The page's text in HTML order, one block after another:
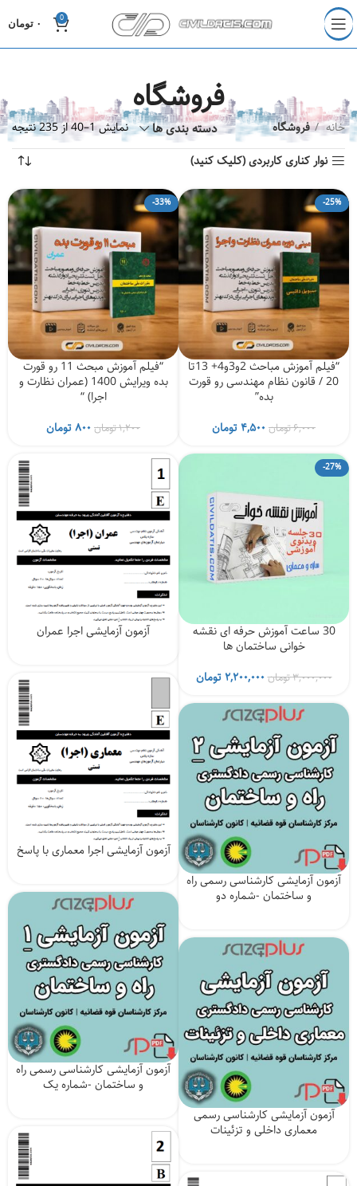
0 ۰ تومان
فروشگاه
دسته بندی ها خانه فروشگاه
نمایش 1–40 از 235 نتیجه
نوار کناری کاربردی (کلیک کنید)
-25%
“فیلم آموزش مباحث 2و3و4+ 13تا
20 / قانون نظام مهندسی رو قورت
بده”
۶,۰۰۰تومانقیمت
۶,۰۰۰ تومان
۴,۵۰۰تومانقیمت
۴,۵۰۰ تومان
-33%
“فیلم آموزش مبحث 11 رو قورت
بده ویرایش 1400 (عمران نظارت و
اجرا) “
۱,۲۰۰تومانقیمت
۸۰۰تومانقیمت
۸۰۰ تومان
است. -27%
30 ساعت آموزش حرفه ای نقشه
خوانی ساختمان ها
۳,۰۰۰,۰۰۰تومانقیمت
۳,۰۰۰,۰۰۰ تومان
بود.
۲,۲۰۰,۰۰۰تومانقیمت
۲,۲۰۰,۰۰۰ تومان
است.
آزمون آزمایشی اجرا عمران
آزمون آزمایشی اجرا معماری با پاسخ
آزمون آزمایشی کارشناسی رسمی راه
و ساختمان -شماره دو
آزمون آزمایشی کارشناسی رسمی راه
و ساختمان -شماره یک
آزمون آزمایشی کارشناسی رسمی
معماری داخلی و تزئینات